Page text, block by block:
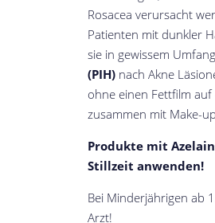
Rosacea verursacht
Patienten mit dunkler
sie in gewissem
(PIH)nach Akne
ohne einen Fettfilm
zusammen mit Make-
Produkte mit
Stillzeit anwenden!
Bei Minderjährigen ab
Arzt!